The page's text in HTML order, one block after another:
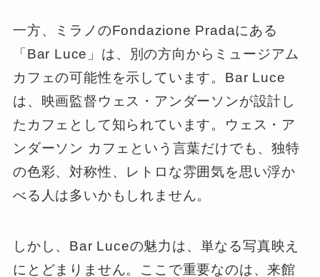
一方、ミラノのFondazione Pradaにある
「Bar Luce」は、別の方向からミュージアム
カフェの可能性を示しています。Bar Luce
は、映画監督ウェス・アンダーソンが設計し
たカフェとして知られています。ウェス・ア
ンダーソン カフェという言葉だけでも、独特
の色彩、対称性、レトロな雰囲気を思い浮か
べる人は多いかもしれません。
しかし、Bar Luceの魅力は、単なる写真映え
にとどまりません。ここで重要なのは、来館